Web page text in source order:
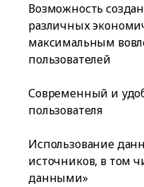
Возможность
различных
максимальным
пользователей
Современный и
пользователя
Использование
источников, в том
данными»